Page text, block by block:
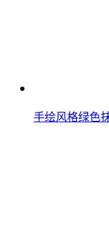
手绘风格绿色